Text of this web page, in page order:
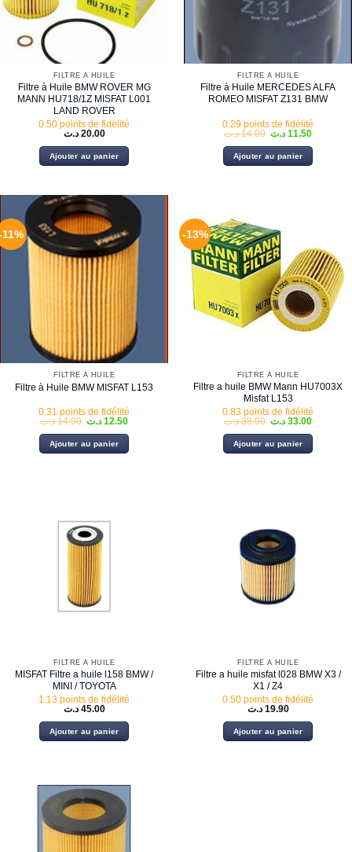
FILTRE À HUILE
Filtre à Huile BMW ROVER MG
MANN HU718/1Z MISFAT L001
LAND ROVER
0.50 points de fidélité
20.00 د.ت
Ajouter au panier
FILTRE À HUILE
Filtre à Huile MERCEDES ALFA
ROMEO MISFAT Z131 BMW
0.29 points de fidélité
14.00 د.ت
Le
initial
était :
11.50 د.ت
Le
actuel
est :
Ajouter au panier
11%
FILTRE À HUILE
Filtre à Huile BMW MISFAT L153
0.31 points de fidélité
14.00 د.ت
Le
initial
était :
12.50 د.ت
Le
actuel
est :
Ajouter au panier
-13%
FILTRE À HUILE
Filtre a huile BMW Mann HU7003X
Misfat L153
0.83 points de fidélité
38.00 د.ت
Le
initial
était :
33.00 د.ت
Le
actuel
est :
Ajouter au panier
FILTRE À HUILE
MISFAT Filtre a huile l158 BMW /
MINI / TOYOTA
1.13 points de fidélité
45.00 د.ت
Ajouter au panier
FILTRE À HUILE
Filtre a huile misfat l028 BMW X3 /
X1 / Z4
0.50 points de fidélité
19.90 د.ت
Ajouter au panier